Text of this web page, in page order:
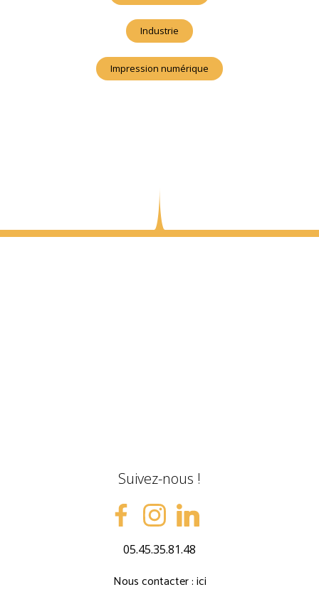
Industrie
Impression numérique
Suivez-nous !
05.45.35.81.48
Nous contacter : ici